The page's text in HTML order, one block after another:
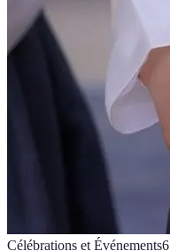
Célébrations et Événements6